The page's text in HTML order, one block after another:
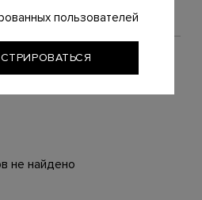
СОРТИРОВАТЬ
не найдено
пользователей